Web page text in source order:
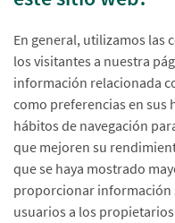
En general, utilizamos las
los visitantes a nuestra
información relacionada
como preferencias en sus
hábitos de navegación
que mejoren su
que se haya mostrado
proporcionar información
usuarios a los